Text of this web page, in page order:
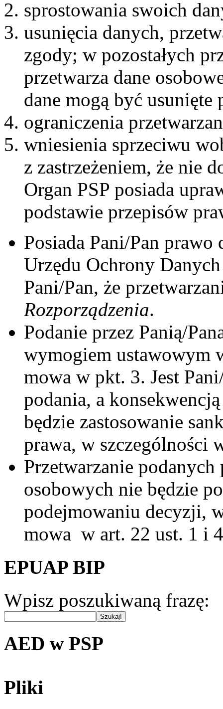
sprostowania swoich
usunięcia danych,
zgody; w pozostałych
przetwarza dane
dane mogą być
ograniczenia
wniesienia sprzeciwu
z zastrzeżeniem, że nie
Organ PSP posiada
podstawie przepisów
Posiada Pani/Pan prawo
Urzędu Ochrony
Pani/Pan, że
Rozporządzenia.
Podanie przez Panią/
wymogiem ustawowym
mowa w pkt. 3. Jest
podania, a
będzie zastosowanie
prawa, w szczególności
Przetwarzanie podanych
osobowych nie będzie
podejmowaniu decyzji,
mowa w art. 22 ust. 1 i
EPUAP BIP
Wpisz poszukiwaną frazę:
AED w PSP
Pliki